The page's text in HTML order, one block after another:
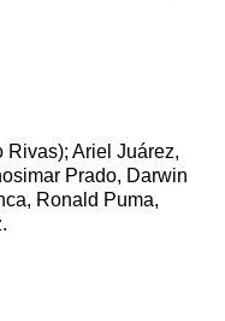
Rivas); Ariel Juárez,
Prado, Darwin
Ronald Puma,